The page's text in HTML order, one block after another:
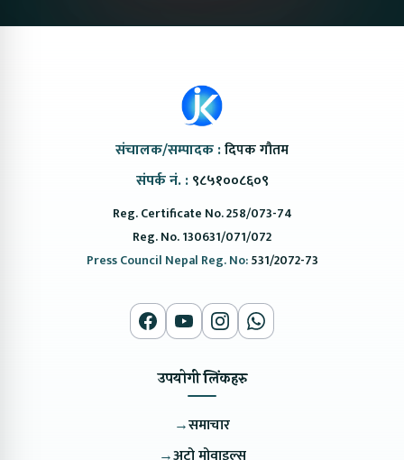
संचालक/सम्पादक :दिपक गौतम
संपर्क नं. : ९८५१००८६०९
Reg. Certificate No. 258/073-74
Reg. No. 130631/071/072
Press Council Nepal Reg. No:531/2072-73
उपयोगी लिंकहरु
→समाचार